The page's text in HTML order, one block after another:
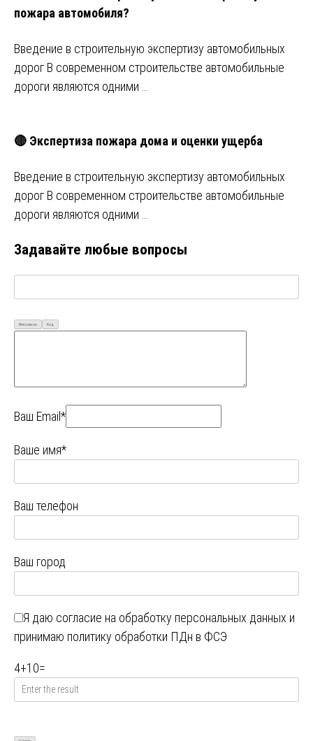
пожара автомобиля?
Введение в строительную экспертизу автомобильных
дорог В современном строительстве автомобильные
дороги являются одними …
🔴 Экспертиза пожара дома и оценки ущерба
Введение в строительную экспертизу автомобильных
дорог В современном строительстве автомобильные
дороги являются одними …
Задавайте любые вопросы
Визуально Код
Ваш Email*
Ваше имя*
Ваш телефон
Ваш город
Я даю согласие на обработку персональных данных и
принимаю политику обработки ПДн в ФСЭ
4+10=